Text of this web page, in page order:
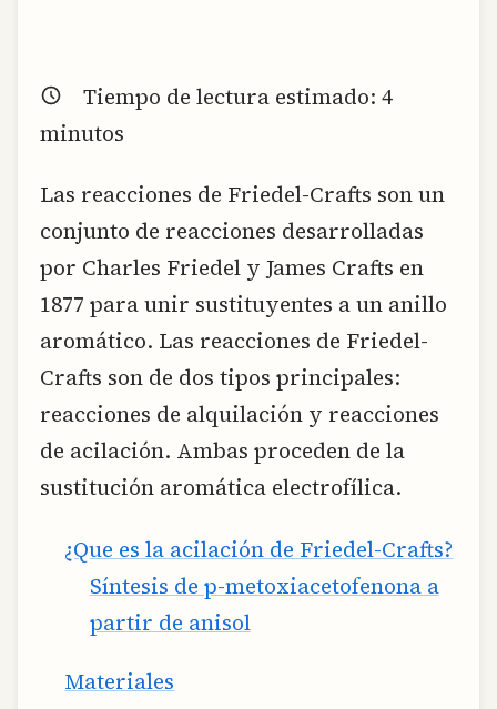
Tiempo de lectura estimado: 4
minutos
Las reacciones de Friedel-Crafts son un
conjunto de reacciones desarrolladas
por Charles Friedel y James Crafts en
1877 para unir sustituyentes a un anillo
aromático. Las reacciones de Friedel-
Crafts son de dos tipos principales:
reacciones de alquilación y reacciones
de acilación. Ambas proceden de la
sustitución aromática electrofílica.
¿Que es la acilación de Friedel-Crafts?
Síntesis de p-metoxiacetofenona a
partir de anisol
Materiales